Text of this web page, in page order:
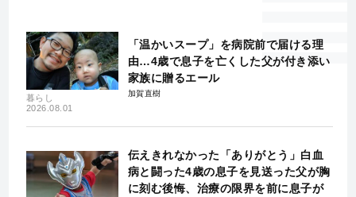
暮らし
2026.08.01
「温かいスープ」を病院前で届ける理
由…4歳で息子を亡くした父が付き添い
家族に贈るエール
加賀直樹
伝えきれなかった「ありがとう」白血
病と闘った4歳の息子を見送った父が胸
に刻む後悔、治療の限界を前に息子が